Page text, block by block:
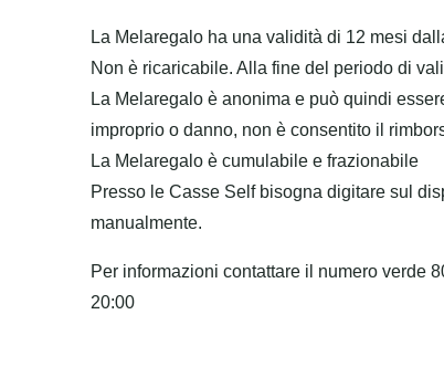
La Melaregalo ha una validità di 12 mesi
Non è ricaricabile. Alla fine del periodo di
La Melaregalo è anonima e può quindi
improprio o danno, non è consentito il
La Melaregalo è cumulabile e frazionabile
Presso le Casse Self bisogna digitare sul
manualmente.
Per informazioni contattare il numero verde
20:00